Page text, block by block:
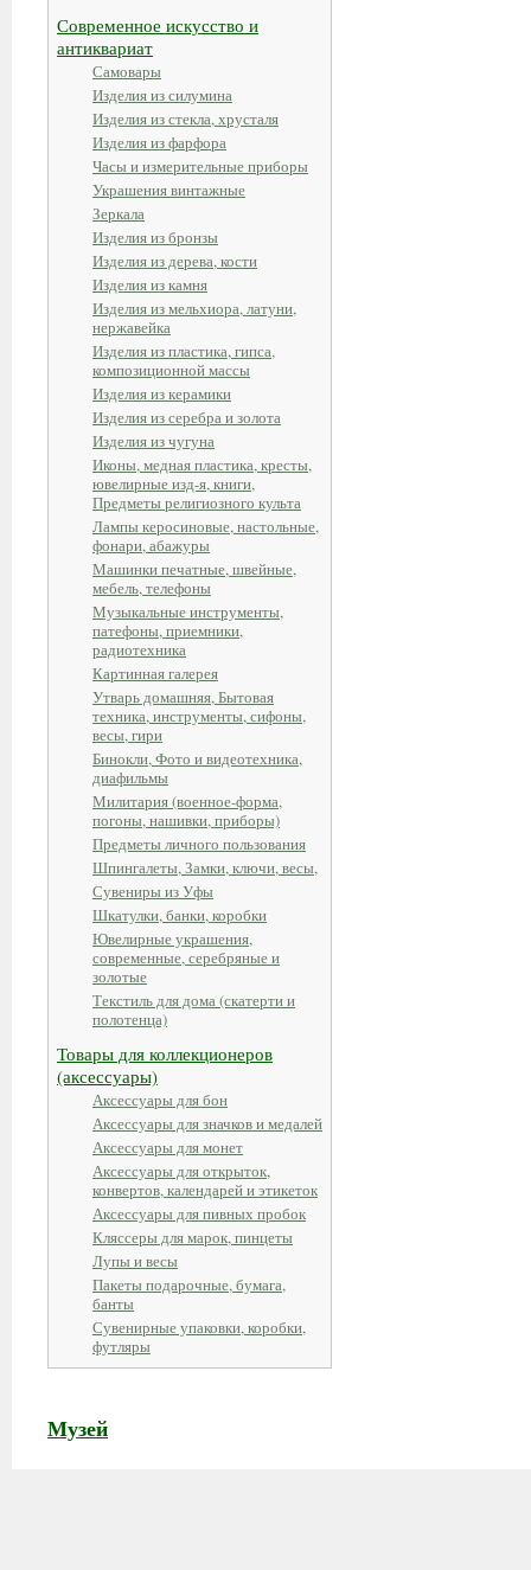
Современное искусство и
антиквариат
Самовары
Изделия из силумина
Изделия из стекла, хрусталя
Изделия из фарфора
Часы и измерительные приборы
Украшения винтажные
Зеркала
Изделия из бронзы
Изделия из дерева, кости
Изделия из камня
Изделия из мельхиора, латуни,
нержавейка
Изделия из пластика, гипса,
композиционной массы
Изделия из керамики
Изделия из серебра и золота
Изделия из чугуна
Иконы, медная пластика, кресты,
ювелирные изд-я, книги,
Предметы религиозного культа
Лампы керосиновые, настольные,
фонари, абажуры
Машинки печатные, швейные,
мебель, телефоны
Музыкальные инструменты,
патефоны, приемники,
радиотехника
Картинная галерея
Утварь домашняя, Бытовая
техника, инструменты, сифоны,
весы, гири
Бинокли, Фото и видеотехника,
диафильмы
Милитария (военное-форма,
погоны, нашивки, приборы)
Предметы личного пользования
Шпингалеты, Замки, ключи, весы,
Сувениры из Уфы
Шкатулки, банки, коробки
Ювелирные украшения,
современные, серебряные и
золотые
Текстиль для дома (скатерти и
полотенца)
Товары для коллекционеров
(аксессуары)
Аксессуары для бон
Аксессуары для значков и медалей
Аксессуары для монет
Аксессуары для открыток,
конвертов, календарей и этикеток
Аксессуары для пивных пробок
Кляссеры для марок, пинцеты
Лупы и весы
Пакеты подарочные, бумага,
банты
Сувенирные упаковки, коробки,
футляры
Музей